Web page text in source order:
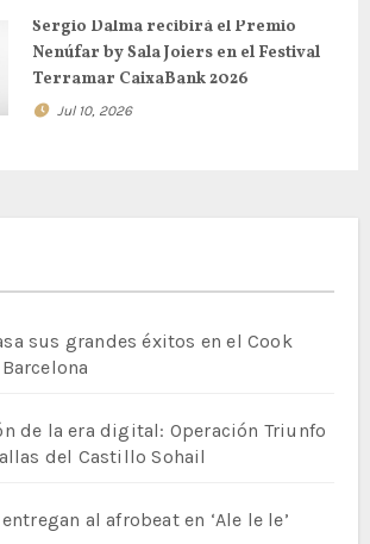
Sergio Dalma recibirá el Premio
Nenúfar by Sala Joiers en el Festival
Terramar CaixaBank 2026
Jul 10, 2026
sus grandes éxitos en el Cook
de la era digital: Operación Triunfo
del Castillo Sohail
al afrobeat en ‘Ale le le’